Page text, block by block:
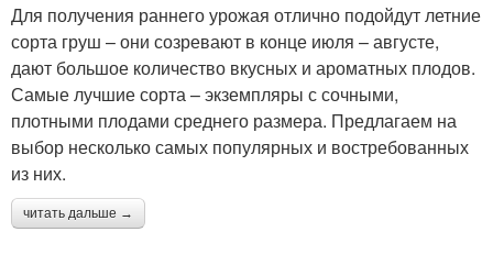
Для получения раннего урожая отлично подойдут летние
сорта груш – они созревают в конце июля – августе,
дают большое количество вкусных и ароматных плодов.
Самые лучшие сорта – экземпляры с сочными,
плотными плодами среднего размера. Предлагаем на
выбор несколько самых популярных и востребованных
из них.
читать дальше →